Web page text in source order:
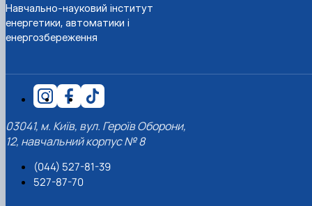
Навчально-науковий інститут
енергетики, автоматики і
енергозбереження
03041, м. Київ, вул. Героїв Оборони,
12, навчальний корпус № 8
(044) 527-81-39
527-87-70